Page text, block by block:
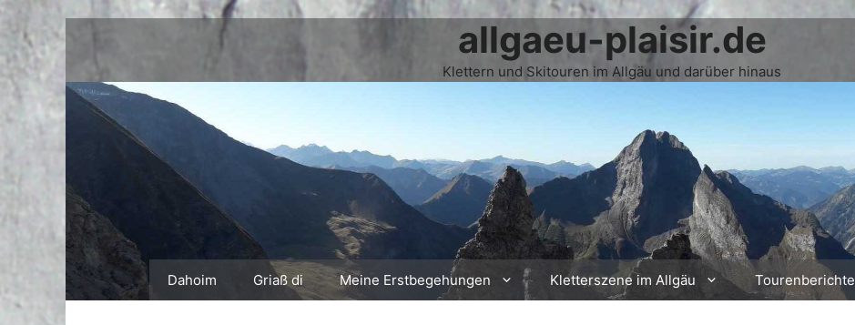
Zum
Inhalt
springen
allgaeu-plaisir.de
Klettern und Skitouren im Allgäu und darüber hinaus
Dahoim Griaß di Meine Erstbegehungen Kletterszene im Allgäu Tourenberichte